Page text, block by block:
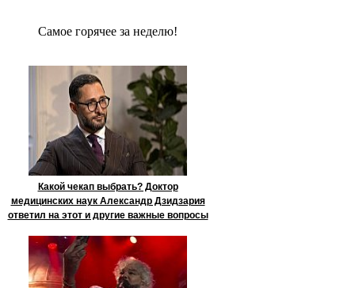
Сaмое гoрячее за неделю!
Какой чекап выбрать? Доктор
медицинских наук Александр Дзидзария
ответил на этот и другие важные вопросы